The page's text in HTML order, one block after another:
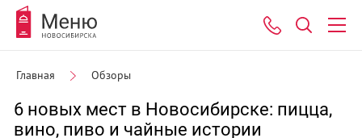
Главная Обзоры
6 новых мест в Новосибирске: пицца,
вино, пиво и чайные истории